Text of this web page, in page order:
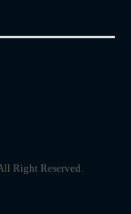
Right Reserved.